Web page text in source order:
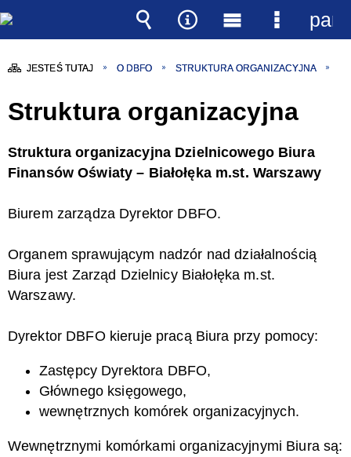
JESTEŚ TUTAJ O DBFO STRUKTURA ORGANIZACYJNA
Struktura organizacyjna
Struktura organizacyjna Dzielnicowego Biura
Finansów Oświaty – Białołęka m.st. Warszawy
Biurem zarządza Dyrektor DBFO.
Organem sprawującym nadzór nad działalnością
Biura jest Zarząd Dzielnicy Białołęka m.st.
Warszawy.
Dyrektor DBFO kieruje pracą Biura przy pomocy:
Zastępcy Dyrektora DBFO,
Głównego księgowego,
wewnętrznych komórek organizacyjnych.
Wewnętrznymi komórkami organizacyjnymi Biura są:
Wyszukiwarka
Narzędzia
Menu
główne
Menu